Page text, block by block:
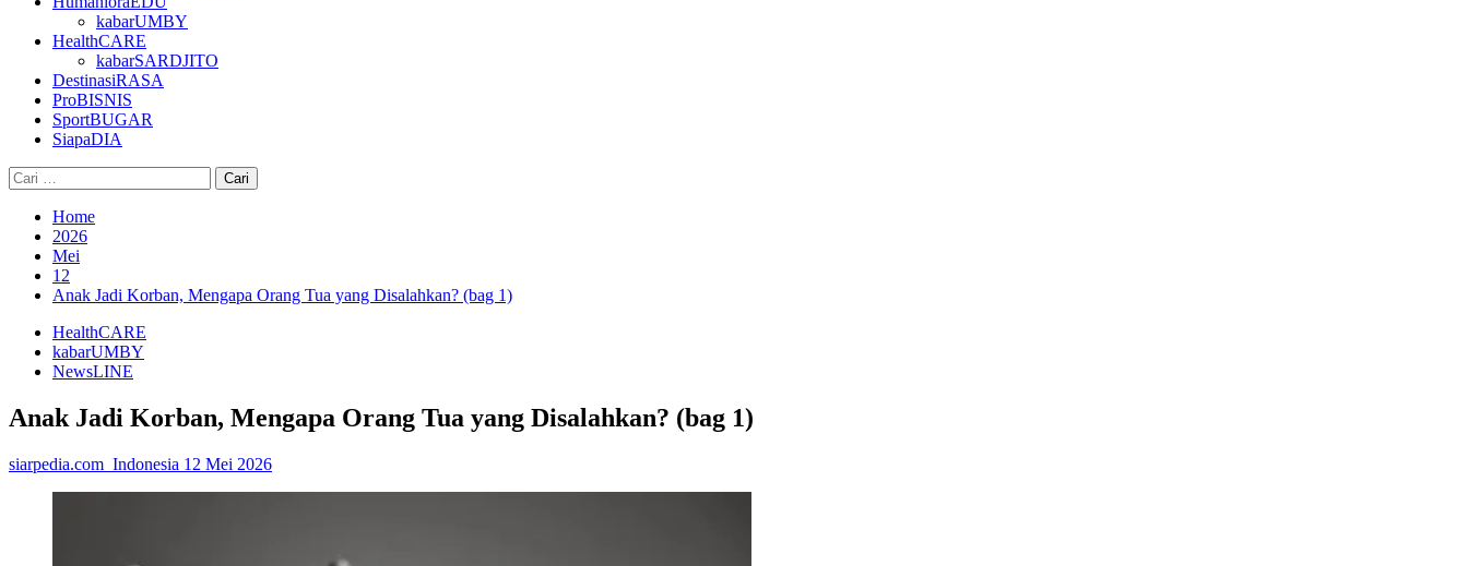
kabarUMBY
HealthCARE
kabarSARDJITO
DestinasiRASA
ProBISNIS
SportBUGAR
SiapaDIA
Cari
untuk:
Home
2026
Mei
12
Anak Jadi Korban, Mengapa Orang Tua yang Disalahkan? (bag 1)
HealthCARE
kabarUMBY
NewsLINE
Anak Jadi Korban, Mengapa Orang Tua yang Disalahkan? (bag 1)
siarpedia.com_Indonesia 12 Mei 2026